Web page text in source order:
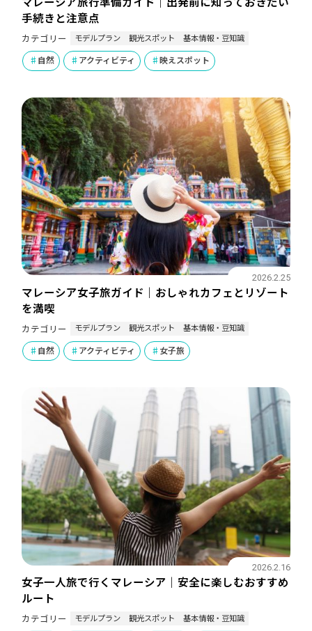
マレーシア旅行準備ガイド｜出発前に知っておきたい
手続きと注意点
カテゴリー モデルプラン 観光スポット 基本情報・豆知識
自然 アクティビティ 映えスポット
マレーシア女子旅ガイド｜おしゃれカフェとリゾート
を満喫
2026.2.25
カテゴリー モデルプラン 観光スポット 基本情報・豆知識
自然 アクティビティ 女子旅
女子一人旅で行くマレーシア｜安全に楽しむおすすめ
ルート
2026.2.16
カテゴリー モデルプラン 観光スポット 基本情報・豆知識